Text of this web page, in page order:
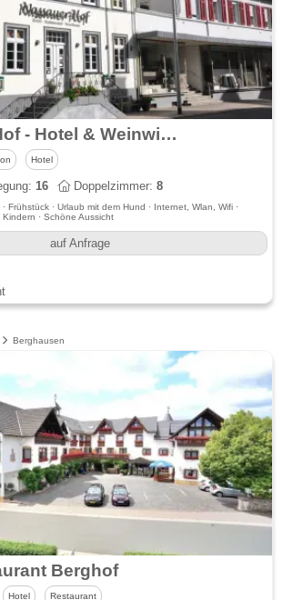
Nassauer Hof - Hotel & Weinwirtschaft am Rheinsteig
Hotel
16 Doppelzimmer:8
Frühstück · Urlaub mit dem Hund · Internet, Wlan, Wifi ·
· Schöne Aussicht
auf Anfrage
Berghausen
Berghof
Hotel Restaurant